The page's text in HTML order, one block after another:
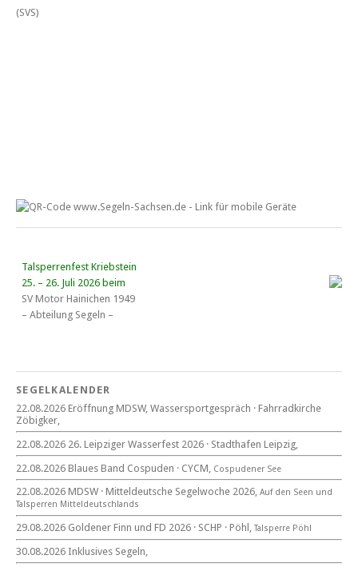
Talsperrenfest Kriebstein
25. – 26. Juli 2026 beim
SV Motor Hainichen 1949
– Abteilung Segeln –
Eröffnung MDSW
11°° Uhr Fahrrad­kirche Markkleeberg
Blaues Band Cospudener See
22. August 2026
beim CYCM
für alle Segler am See
Mitteldeutsche Segelwoche
SEGELKALENDER
22.08.2026 Eröffnung MDSW, Wassersportgespräch · Fahrradkirche
Zöbigker,
22.08.2026 26. Leipziger Wasserfest 2026 · Stadthafen Leipzig,
22.08.2026 Blaues Band Cospuden · CYCM,
Cospudener See
22.08.2026 MDSW · Mitteldeutsche Segelwoche 2026, Auf den Seen und
Tal­sperren Mittel­deut­sch­lands
29.08.2026 Goldener Finn und FD 2026 · SCHP · Pöhl, Talsperre Pöhl
30.08.2026 Inklusives Segeln,